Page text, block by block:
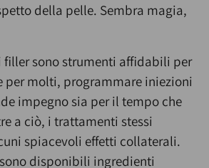
della pelle. Sembra magia,
filler sono strumenti affidabili per
per molti, programmare iniezioni
impegno sia per il tempo che
a ciò, i trattamenti stessi
spiacevoli effetti collaterali.
disponibili ingredienti